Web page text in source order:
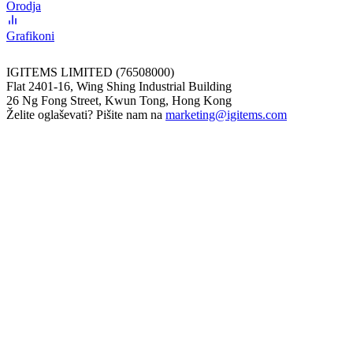
Orodja
Grafikoni
IGITEMS LIMITED (76508000)
Flat 2401-16, Wing Shing Industrial Building
26 Ng Fong Street, Kwun Tong, Hong Kong
Želite oglaševati? Pišite nam na marketing@igitems.com